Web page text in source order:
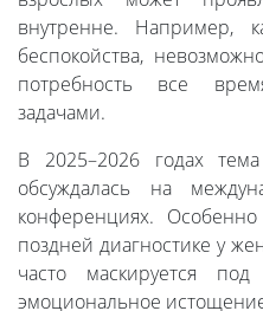
внутренне. Например,
беспокойства,
потребность все
задачами.
В 2025–2026 годах
обсуждалась на
конференциях.
поздней диагностике у
часто маскируется под
эмоциональное